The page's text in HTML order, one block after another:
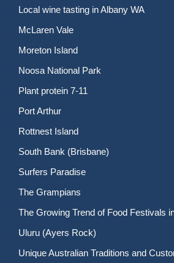
Local wine tasting in Albany WA
McLaren Vale
Moreton Island
Noosa National Park
Plant protein 7-11
Port Arthur
Rottnest Island
South Bank (Brisbane)
Surfers Paradise
The Grampians
The Growing Trend of Food Festivals
Uluru (Ayers Rock)
Unique Australian Traditions and